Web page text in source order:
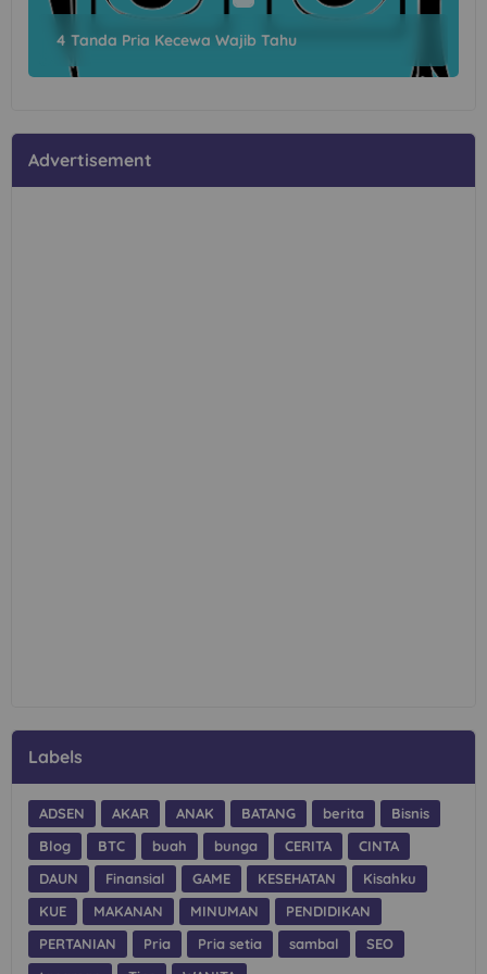
4 Tanda Pria Kecewa Wajib Tahu
Advertisement
Labels
ADSEN AKAR ANAK BATANG berita
Bisnis
Blog
BTC buah bunga CERITA
CINTA
DAUN
Finansial GAME KESEHATAN
Kisahku
KUE
MAKANAN MINUMAN
PENDIDIKAN
PERTANIAN
Pria Pria setia sambal
SEO